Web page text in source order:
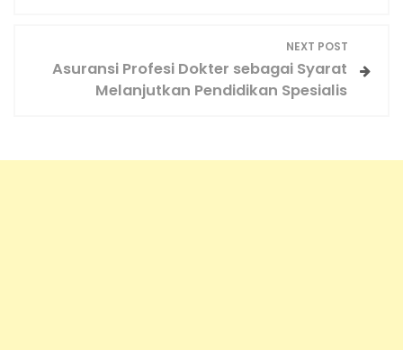
NEXT POST
Asuransi Profesi Dokter sebagai Syarat
Melanjutkan Pendidikan Spesialis